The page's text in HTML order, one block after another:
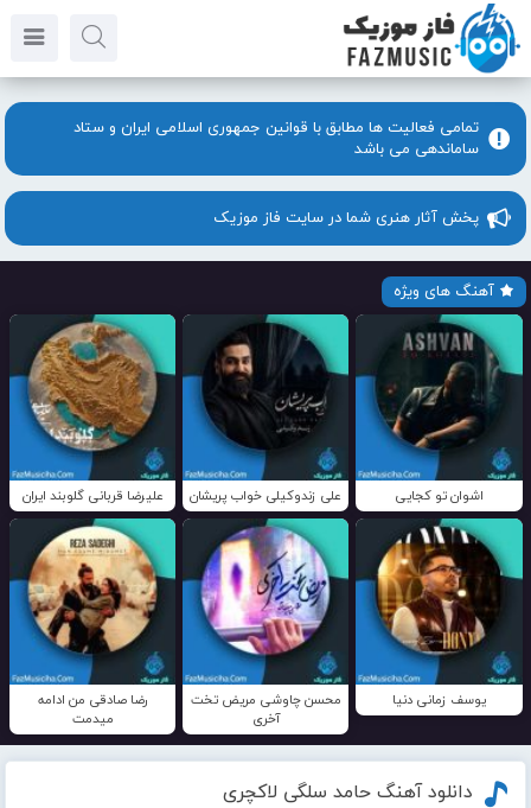
تمامی فعالیت ها مطابق با قوانین جمهوری اسلامی ایران و ستاد
ساماندهی می باشد
پخش آثار هنری شما در سایت فاز موزیک
آهنگ های ویژه
اشوان تو کجایی علی زندوکیلی خواب پریشان علیرضا قربانی گلوبند ایران
یوسف زمانی دنیا
محسن چاوشی مریض تخت
آخری
رضا صادقی من ادامه
میدمت
دانلود آهنگ حامد سلگی لاکچری